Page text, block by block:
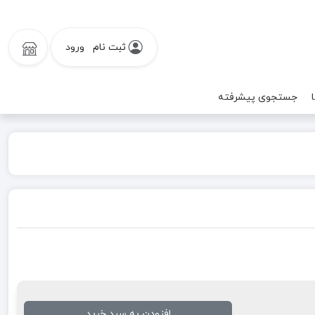
ثبت نام ورود
جستجوی پیشرفته